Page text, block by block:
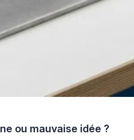
ou mauvaise idée ?